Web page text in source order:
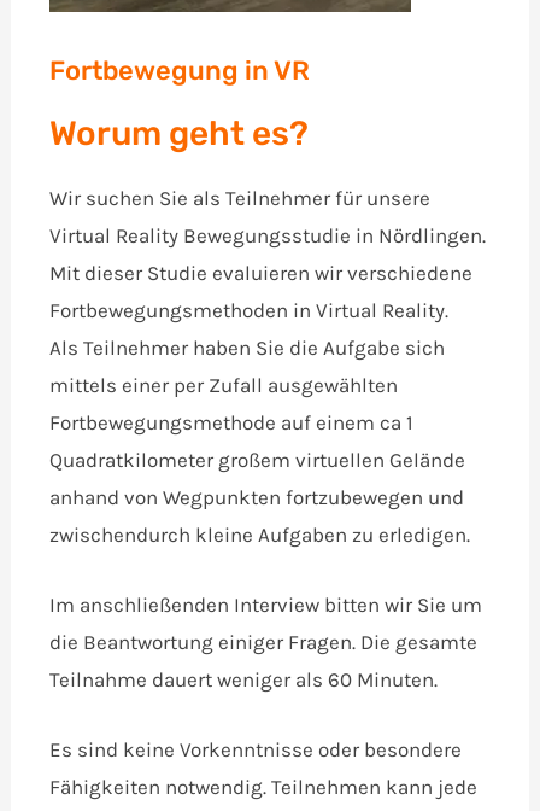
Fortbewegung in VR
Worum geht es?
Wir suchen Sie als Teilnehmer für unsere
Virtual Reality Bewegungsstudie in Nördlingen.
Mit dieser Studie evaluieren wir verschiedene
Fortbewegungsmethoden in Virtual Reality.
Als Teilnehmer haben Sie die Aufgabe sich
mittels einer per Zufall ausgewählten
Fortbewegungsmethode auf einem ca 1
Quadratkilometer großem virtuellen Gelände
anhand von Wegpunkten fortzubewegen und
zwischendurch kleine Aufgaben zu erledigen.
Im anschließenden Interview bitten wir Sie um
die Beantwortung einiger Fragen. Die gesamte
Teilnahme dauert weniger als 60 Minuten.
Es sind keine Vorkenntnisse oder besondere
Fähigkeiten notwendig. Teilnehmen kann jede